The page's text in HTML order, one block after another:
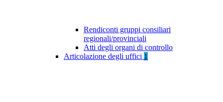
Rendiconti gruppi consiliari
regionali/provinciali
Atti degli organi di controllo
Articolazione degli uffici 1